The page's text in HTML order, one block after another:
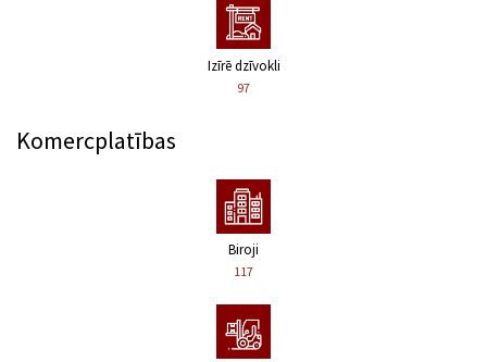
Izīrē dzīvokli
97
Komercplatības
Biroji
117